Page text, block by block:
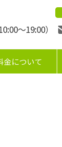
〜19:00）
金について